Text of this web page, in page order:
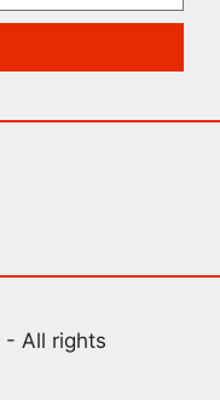
- All rights